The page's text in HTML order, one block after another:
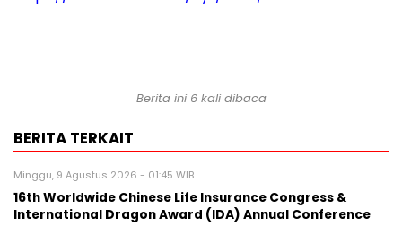
Berita ini 6 kali dibaca
BERITA TERKAIT
Minggu, 9 Agustus 2026 - 01:45 WIB
16th Worldwide Chinese Life Insurance Congress &
International Dragon Award (IDA) Annual Conference